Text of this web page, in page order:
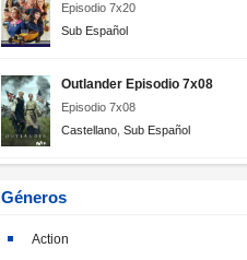
Episodio 7x20
Sub Español
Outlander Episodio 7x08
Episodio 7x08
Castellano Sub Español
Géneros
Action